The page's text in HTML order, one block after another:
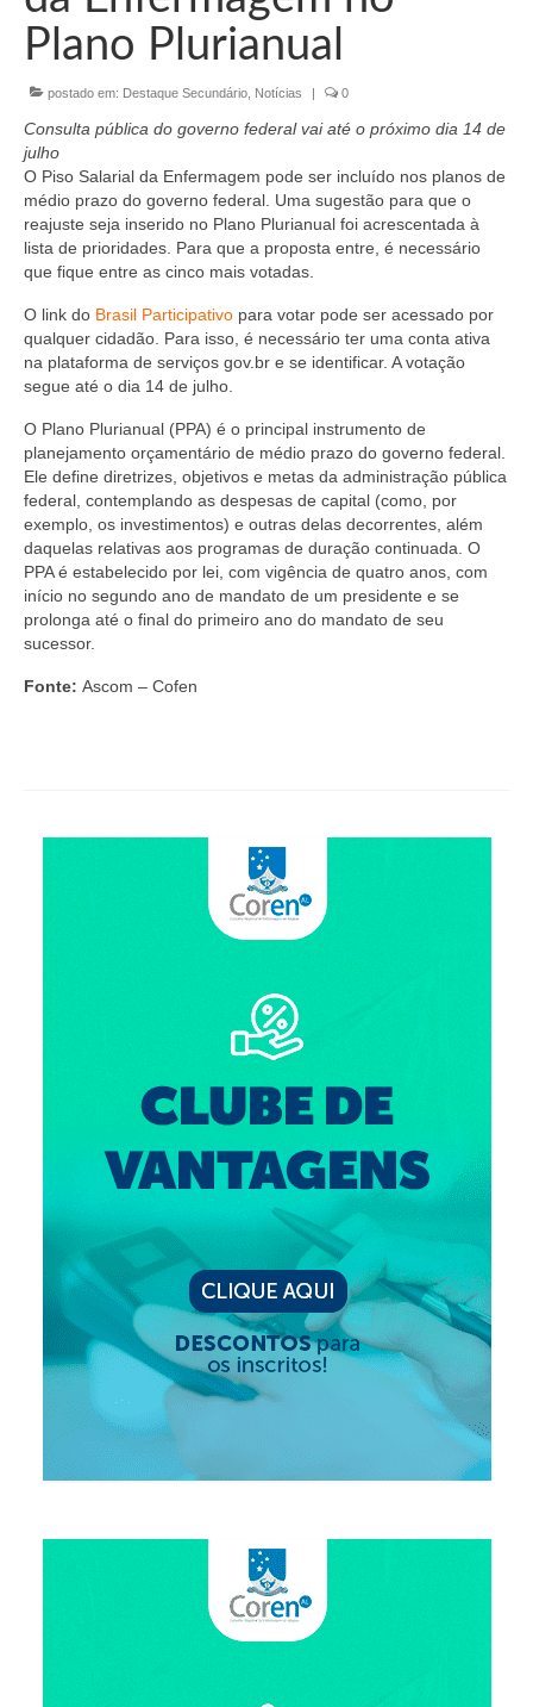
Conselheiros e Diretoria
Câmaras Técnicas
Governança
Transparência e Prestação de Contas
Eleições Triênio 2027-2029
Eleições 2023
Eleições Anteriores
Agenda do presidente
Editais e licitação
Eleições
Responsabilidade Técnica
Desagravo Público
Censura Pública
Para Você
Procedimento para registro
Clube de Vantagens
Valores dos serviços
Reserva de auditório
Notícias
Ouvidoria
Contatos
Plano Plurianual
postado em: Destaque Secundário Notícias | 0
Consulta pública do governo federal vai até o próximo dia 14 de
julho
O Piso Salarial da Enfermagem pode ser incluído nos planos de
médio prazo do governo federal. Uma sugestão para que o
reajuste seja inserido no Plano Plurianual foi acrescentada à
lista de prioridades. Para que a proposta entre, é necessário
que fique entre as cinco mais votadas.
O link do Brasil Participativo para votar pode ser acessado por
qualquer cidadão. Para isso, é necessário ter uma conta ativa
na plataforma de serviços gov.br e se identificar. A votação
segue até o dia 14 de julho.
O Plano Plurianual (PPA) é o principal instrumento de
planejamento orçamentário de médio prazo do governo federal.
Ele define diretrizes, objetivos e metas da administração pública
federal, contemplando as despesas de capital (como, por
exemplo, os investimentos) e outras delas decorrentes, além
daquelas relativas aos programas de duração continuada. O
PPA é estabelecido por lei, com vigência de quatro anos, com
início no segundo ano de mandato de um presidente e se
prolonga até o final do primeiro ano do mandato de seu
sucessor.
Fonte: Ascom – Cofen